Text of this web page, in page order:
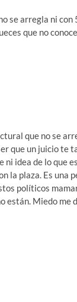
se arregla ni
que no
que no se
que un juicio te
idea de lo que
la plaza. Es una
políticos
están. Miedo me